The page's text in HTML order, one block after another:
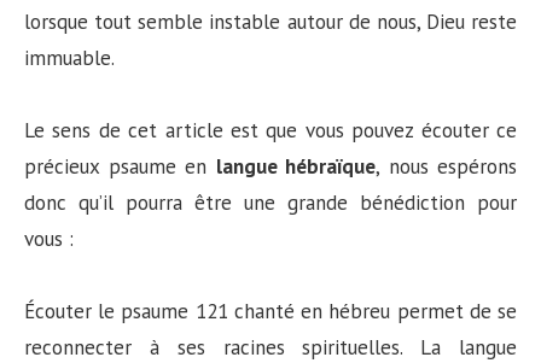
lorsque tout semble instable autour de nous, Dieu reste
immuable.
Le sens de cet article est que vous pouvez écouter ce
précieux psaume en langue hébraïque, nous espérons
donc qu’il pourra être une grande bénédiction pour
vous :
Écouter le psaume 121 chanté en hébreu permet de se
reconnecter à ses racines spirituelles. La langue